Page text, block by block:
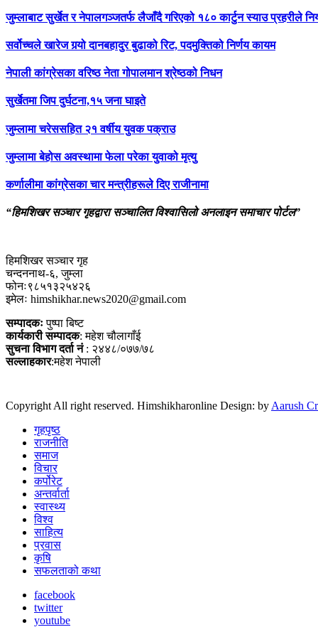
जुम्लाबाट सुर्खेत र नेपालगञ्जतर्फ लैजाँदै गरिएको १८० कार्टुन स्याउ प्रहरीले
सर्वोच्चले खारेज गर्‍यो दानबहादुर बुढाको रिट, पदमुक्तिको निर्णय कायम
नेपाली कांग्रेसका वरिष्ठ नेता गोपालमान श्रेष्ठको निधन
सुर्खेतमा जिप दुर्घटना,१५ जना घाइते
जुम्लामा चरेससहित २१ वर्षीय युवक पक्राउ
जुम्लामा बेहोस अवस्थामा फेला परेका युवाको मृत्यु
कर्णालीमा कांग्रेसका चार मन्त्रीहरूले दिए राजीनामा
“हिमशिखर सञ्चार गृहद्वारा सञ्चालित विश्वासिलो अनलाइन समाचार पोर्टल”
हिमशिखर सञ्चार गृह
चन्दननाथ-६, जुम्ला
फोनः९८५१३२५४२६
इमेलः himshikhar.news2020@gmail.com
सम्पादकःपुष्पा बिष्ट
कार्यकारी सम्पादक: महेश चौलागाँई
सुचना विभाग दर्ता नं: २४४८/०७७/७८
सल्लाहकार:महेश नेपाली
Copyright All right reserved. Himshikharonline Design: byAarush
गृहपृष्ठ
राजनीति
समाज
विचार
कर्पोरेट
अन्तर्वार्ता
स्वास्थ्य
विश्व
साहित्य
प्रवास
कृषि
सफलताको कथा
facebook
twitter
youtube